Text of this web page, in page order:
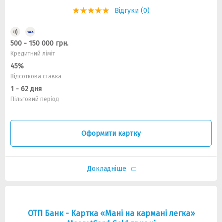
Відгуки (0)
500 - 150 000 грн.
Кредитний ліміт
45%
Відсоткова ставка
1 - 62 дня
Пільговий період
Оформити картку
Докладніше
ОТП Банк - Картка «Мані на кармані легка»